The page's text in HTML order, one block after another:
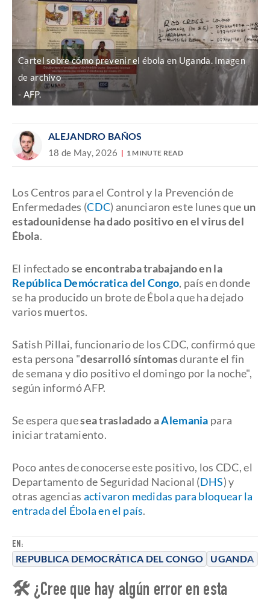
Cartel sobre cómo prevenir el ébola en Uganda. Imagen
de archivo
AFP.
ALEJANDRO BAÑOS
18 de May, 2026 1 MINUTE READ
EN:
REPUBLICA DEMOCRÁTICA DEL CONGO UGANDA
Los Centros para el Control y la Prevención de
Enfermedades (CDC) anunciaron este lunes que un
estadounidense ha dado positivo en el virus del
Ébola.
El infectadose encontraba trabajando en la
República Demócratica del Congo, país en donde
se ha producido un brote de Ébola que ha dejado
varios muertos.
Satish Pillai, funcionario de los CDC, confirmó que
esta persona "desarrolló síntomasdurante el fin
de semana y dio positivo el domingo por la noche",
según informó AFP.
Se espera quesea trasladado aAlemania para
iniciar tratamiento.
Poco antes de conocerse este positivo, los CDC, el
Departamento de Seguridad Nacional (DHS) y
otras agencias activaron medidas para bloquear la
entrada del Ébola en el país.
🛠 ¿Cree que hay algún error en esta